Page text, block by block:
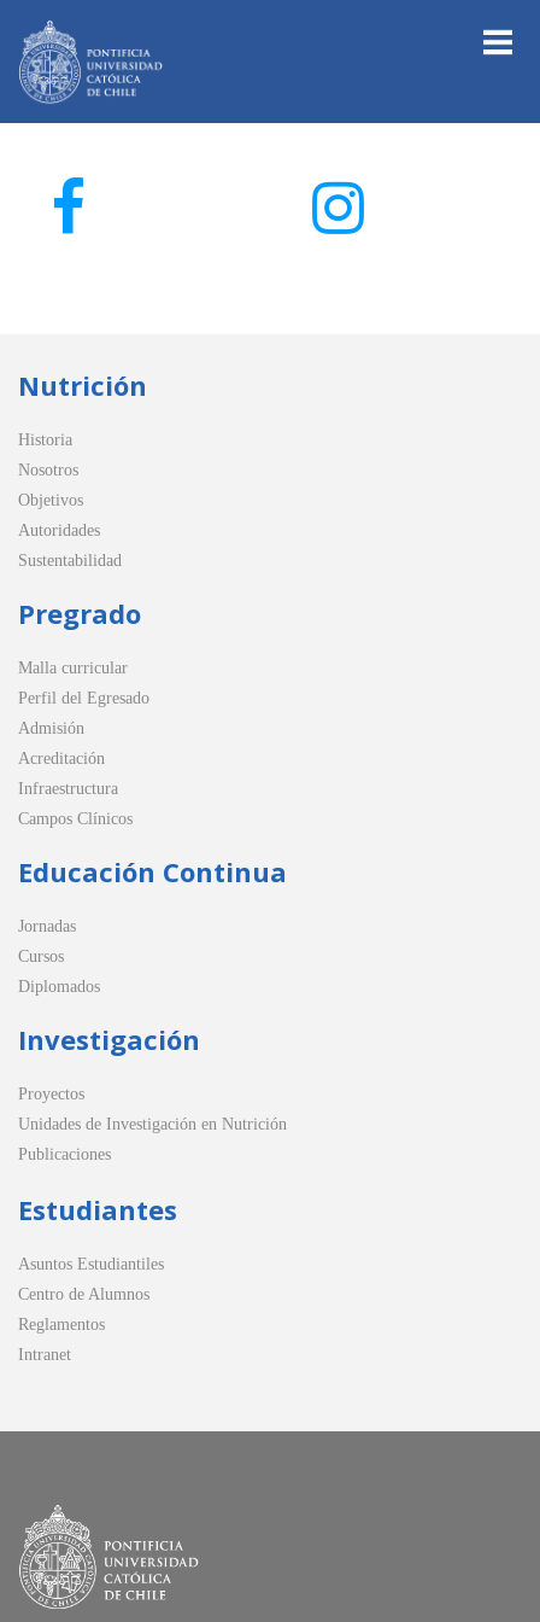
Nutrición
Historia
Nosotros
Objetivos
Autoridades
Sustentabilidad
Pregrado
Malla curricular
Perfil del Egresado
Admisión
Acreditación
Infraestructura
Campos Clínicos
Educación Continua
Jornadas
Cursos
Diplomados
Investigación
Proyectos
Unidades de Investigación en Nutrición
Publicaciones
Estudiantes
Asuntos Estudiantiles
Centro de Alumnos
Reglamentos
Intranet